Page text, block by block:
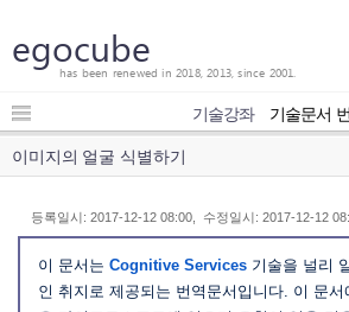
egocube
has been renewed in 2018, 2013, since 2001.
기술강좌 기술문서
이미지의 얼굴 식별하기
등록일시: 2017-12-12 08:00, 수정일시: 2017-12-12
이 문서는 Cognitive Services 기술을 널리
인 취지로 제공되는 번역문서입니다. 이 문서